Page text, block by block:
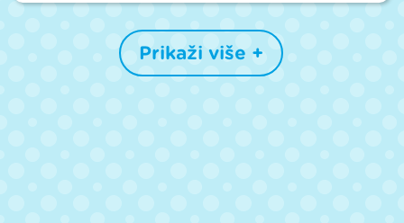
Prikaži više +